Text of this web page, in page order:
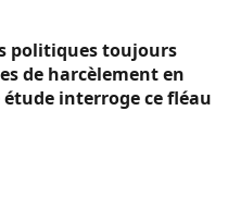
politiques toujours
de harcèlement en
étude interroge ce fléau